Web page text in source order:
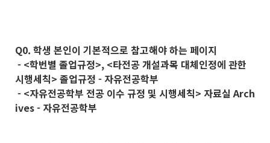
Q0. 학생 본인이 기본적으로 참고해야 하는 페이지
- <학번별 졸업규정>, <타전공 개설과목 대체인정에 관한
시행세칙> 졸업규정 - 자유전공학부
- <자유전공학부 전공 이수 규정 및 시행세칙> 자료실 Arch
ives - 자유전공학부